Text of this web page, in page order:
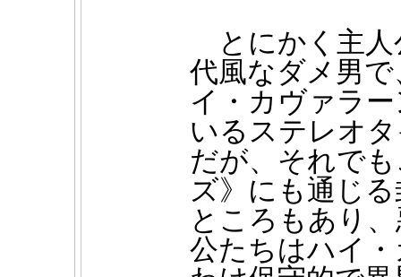
とにかく主人
代風なダメ男
イ・カヴァラ
いるステレオ
だが、それで
ズ》にも通じ
ところもあり
公たちはハイ